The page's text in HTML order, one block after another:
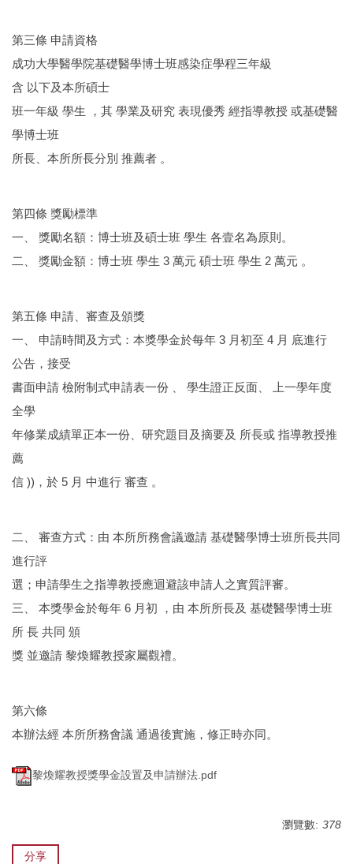
第三條 申請資格
成功大學醫學院基礎醫學博士班感染症學程三年級
含 以下及本所碩士
班一年級 學生 ，其 學業及研究 表現優秀 經指導教授 或基礎醫
學博士班
所長、本所所長分別 推薦者 。
第四條 獎勵標準
一、 獎勵名額：博士班及碩士班 學生 各壹名為原則。
二、 獎勵金額：博士班 學生 3 萬元 碩士班 學生 2 萬元 。
第五條 申請、審查及頒獎
一、 申請時間及方式：本獎學金於每年 3 月初至 4 月 底進行
公告，接受
書面申請 檢附制式申請表一份 、 學生證正反面、 上一學年度
全學
年修業成績單正本一份、研究題目及摘要及 所長或 指導教授推
薦
信 ))，於 5 月 中進行 審查 。
二、 審查方式：由 本所所務會議邀請 基礎醫學博士班所長共同
進行評
選；申請學生之指導教授應迴避該申請人之實質評審。
三、 本獎學金於每年 6 月初 ，由 本所所長及 基礎醫學博士班
所 長 共同 頒
獎 並邀請 黎煥耀教授家屬觀禮。
第六條
本辦法經 本所所務會議 通過後實施，修正時亦同。
黎煥耀教授獎學金設置及申請辦法.pdf
瀏覽數: 378
分享